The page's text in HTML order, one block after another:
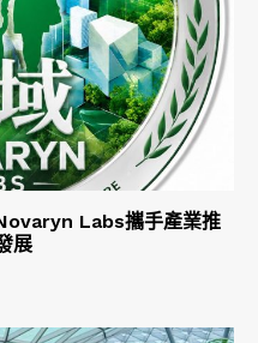
Labs攜手產業推
展